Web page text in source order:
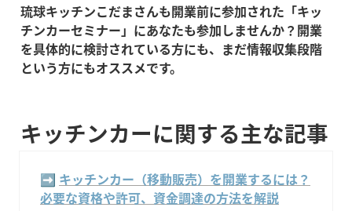
琉球キッチンこだまさんも開業前に参加された「キッ
チンカーセミナー」にあなたも参加しませんか？ 開業
を具体的に検討されている方にも、まだ情報収集段階
という方にもオススメです。
キッチンカーに関する主な記事
➡️ キッチンカー（移動販売）を開業するには？
必要な資格や許可、資金調達の方法を解説